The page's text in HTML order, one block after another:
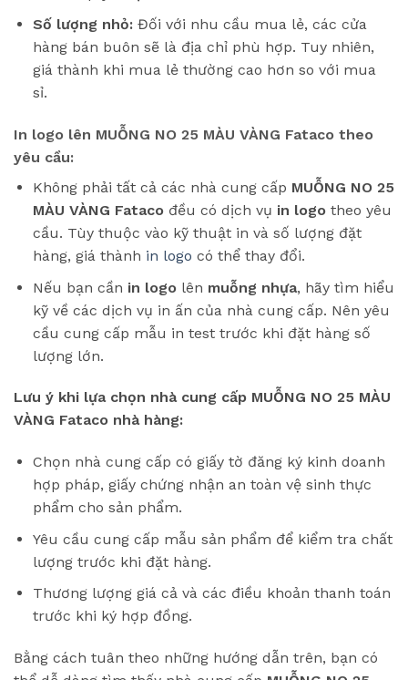
Số lượng nhỏ:Đối với nhu cầu mua lẻ, các cửa
hàng bán buôn sẽ là địa chỉ phù hợp. Tuy nhiên,
giá thành khi mua lẻ thường cao hơn so với mua
sỉ.
In logo lên MUỖNG NO 25 MÀU VÀNG Fataco theo
yêu cầu:
Không phải tất cả các nhà cung cấp MUỖNG NO 25
MÀU VÀNG Fatacođều có dịch vụ in logotheo yêu
cầu. Tùy thuộc vào kỹ thuật in và số lượng đặt
hàng, giá thành in logo có thể thay đổi.
Nếu bạn cần in logolên muỗng nhựa, hãy tìm hiểu
kỹ về các dịch vụ in ấn của nhà cung cấp. Nên yêu
cầu cung cấp mẫu in test trước khi đặt hàng số
lượng lớn.
Lưu ý khi lựa chọn nhà cung cấp MUỖNG NO 25 MÀU
VÀNG Fataco nhà hàng:
Chọn nhà cung cấp có giấy tờ đăng ký kinh doanh
hợp pháp, giấy chứng nhận an toàn vệ sinh thực
phẩm cho sản phẩm.
Yêu cầu cung cấp mẫu sản phẩm để kiểm tra chất
lượng trước khi đặt hàng.
Thương lượng giá cả và các điều khoản thanh toán
trước khi ký hợp đồng.
Bằng cách tuân theo những hướng dẫn trên, bạn có